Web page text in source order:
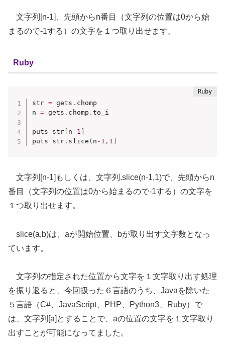
文字列[n-1]、先頭からn番目（文字列の位置は0から始
まるので-1する）の文字を１つ取り出せます。
Ruby
str = gets . chomp
n = gets . chomp .to_i
puts str n - 1
puts str . slice ( n - 1 , 1 )
文字列[n-1]もしくは、文字列.slice(n-1,1)で、先頭からn
番目（文字列の位置は0から始まるので-1する）の文字を
１つ取り出せます。
slice(a,b)は、aが開始位置、bが取り出す文字数となっ
ています。
文字列の指定された位置から文字を１文字取り出す処理
を振り返ると、今回扱った６言語のうち、Javaを除いた
５言語（C#、JavaScript、PHP、Python3、Ruby）で
は、文字列[a]とすることで、aの位置の文字を１文字取り
出すことが可能になってました。